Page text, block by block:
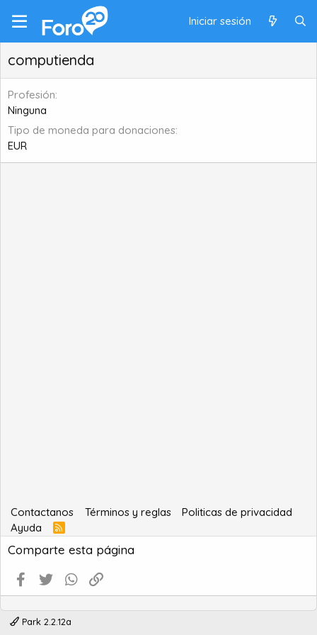
Iniciar sesión
computienda
Profesión
Ninguna
Tipo de moneda para donaciones
EUR
Contactanos Términos y reglas
Politicas de privacidad
Ayuda
R
S
S
Comparte esta página
Facebook
Twitter WhatsApp
Park 2.2.12a